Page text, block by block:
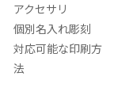
アクセサリ
個別名入れ彫刻
対応可能な印刷方
法